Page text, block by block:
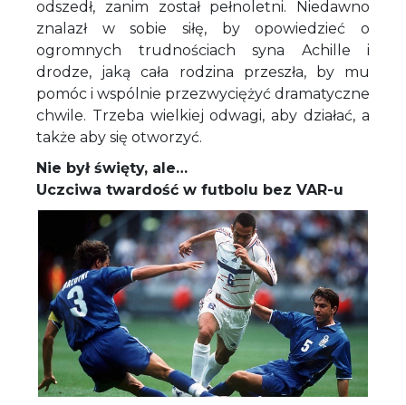
odszedł, zanim został pełnoletni. Niedawno
znalazł w sobie siłę, by opowiedzieć o
ogromnych trudnościach syna Achille i
drodze, jaką cała rodzina przeszła, by mu
pomóc i wspólnie przezwyciężyć dramatyczne
chwile. Trzeba wielkiej odwagi, aby działać, a
także aby się otworzyć.
Nie był święty, ale…
Uczciwa twardość w futbolu bez VAR-u